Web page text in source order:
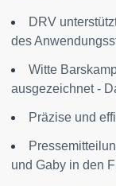
DRV
des
Witte
ausgezeichnet -
Präzise und
und Gaby in den